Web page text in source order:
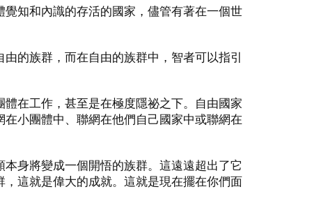
知和內識的存活的國家，儘管有著在一個世
的族群，而在自由的族群中，智者可以指引
在工作，甚至是在極度隱祕之下。自由國家
小團體中、聯網在他們自己國家中或聯網在
身將變成一個開悟的族群。這遠遠超出了它
這就是偉大的成就。這就是現在擺在你們面